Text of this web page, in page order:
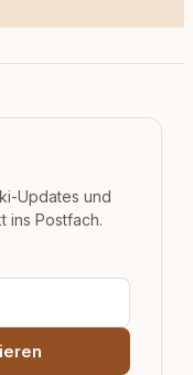
Updates und
ins Postfach.